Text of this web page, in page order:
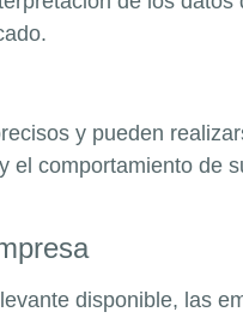
y pueden
el comportamiento de
disponible, las